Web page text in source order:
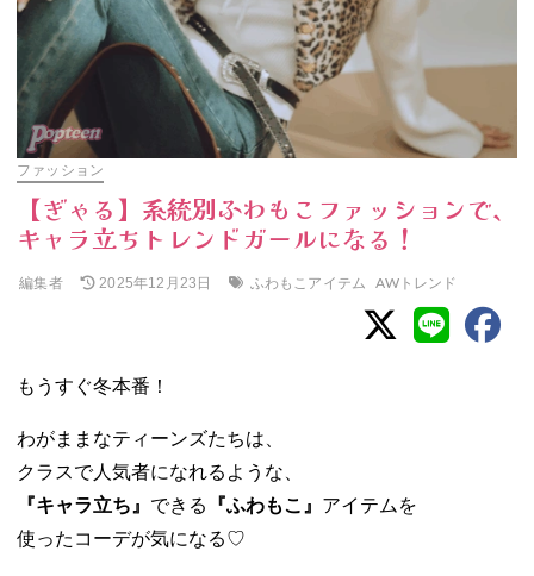
ファッション
【ぎゃる】系統別ふわもこファッションで、
キャラ立ちトレンドガールになる！
編集者 2025年12月23日 ふわもこアイテム AWトレンド
もうすぐ冬本番！
わがままなティーンズたちは、
クラスで人気者になれるような、
『キャラ立ち』 できる 『ふわもこ』 アイテムを
使ったコーデが気になる♡